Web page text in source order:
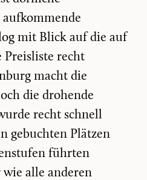
mit Blick auf die auf
Preisliste recht
macht die
die drohende
recht schnell
gebuchten Plätzen
führten
alle anderen